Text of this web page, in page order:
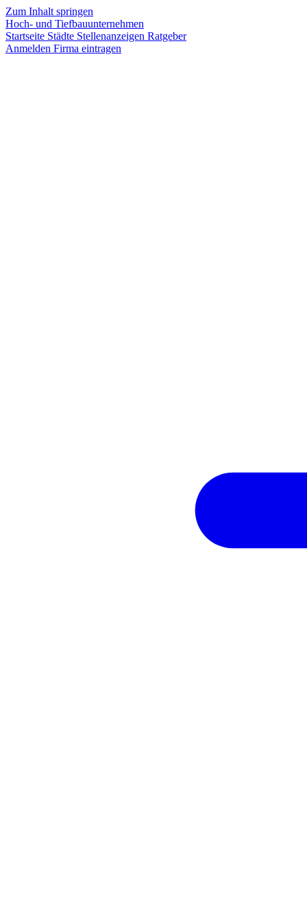
Zum Inhalt springen
Hoch- und Tiefbauunternehmen
Startseite Städte Stellenanzeigen Ratgeber
Anmelden Firma eintragen